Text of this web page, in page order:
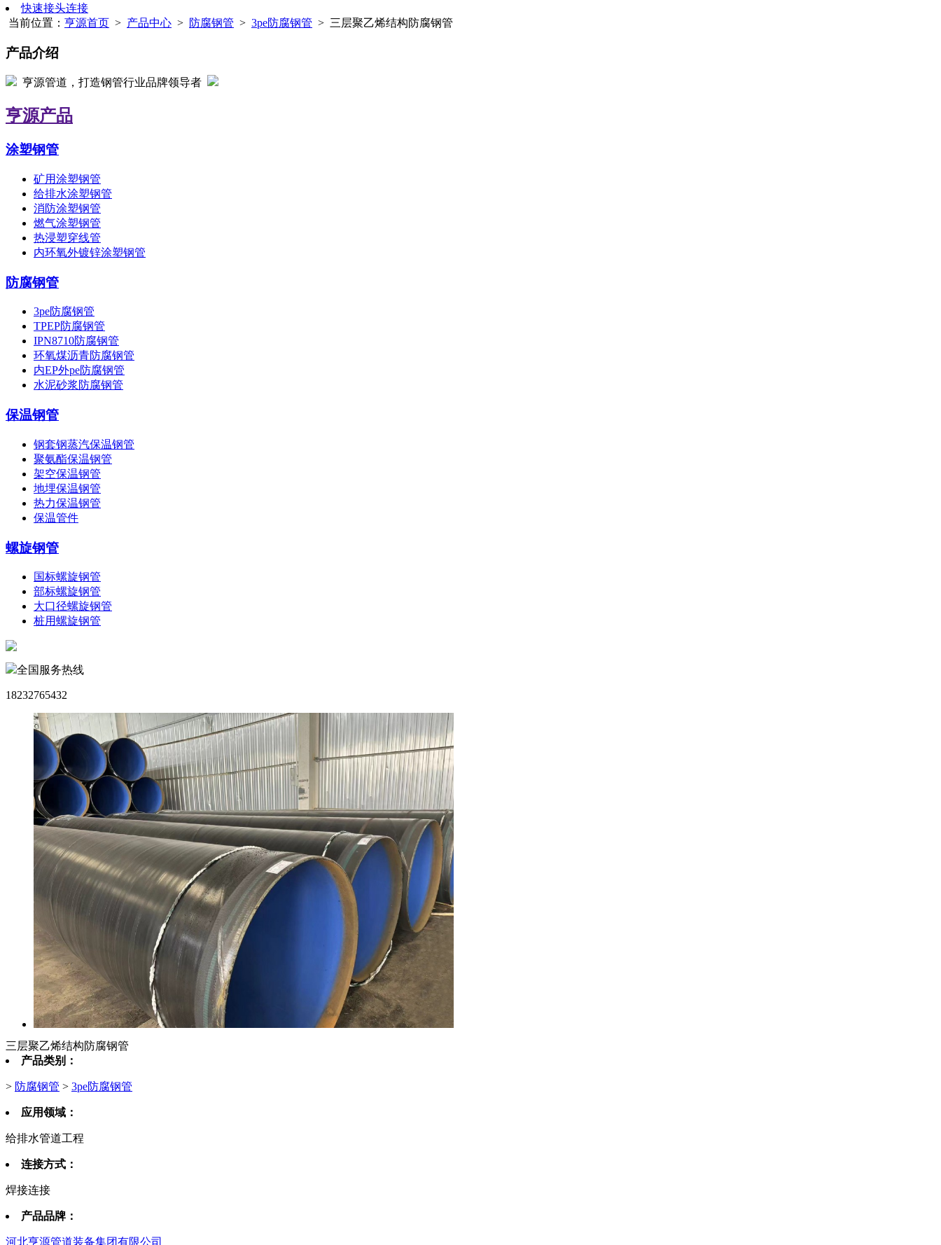
快速接头连接
当前位置： 亨源首页 > 产品中心 > 防腐钢管 > 3pe防腐钢管 > 三层聚乙烯结构防腐钢管
产品介绍
亨源管道，打造钢管行业品牌领导者
亨源产品
涂塑钢管
矿用涂塑钢管
给排水涂塑钢管
消防涂塑钢管
燃气涂塑钢管
热浸塑穿线管
内环氧外镀锌涂塑钢管
防腐钢管
3pe防腐钢管
TPEP防腐钢管
IPN8710防腐钢管
环氧煤沥青防腐钢管
内EP外pe防腐钢管
水泥砂浆防腐钢管
保温钢管
钢套钢蒸汽保温钢管
聚氨酯保温钢管
架空保温钢管
地埋保温钢管
热力保温钢管
保温管件
螺旋钢管
国标螺旋钢管
部标螺旋钢管
大口径螺旋钢管
桩用螺旋钢管
全国服务热线
18232765432
三层聚乙烯结构防腐钢管
产品类别：
> 防腐钢管 > 3pe防腐钢管
应用领域：
给排水管道工程
连接方式：
焊接连接
产品品牌：
河北亨源管道装备集团有限公司